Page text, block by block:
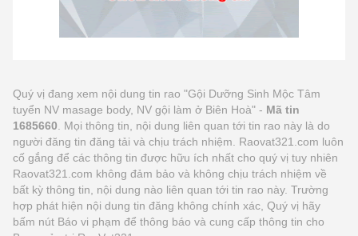
Quý vị đang xem nội dung tin rao "Gội Dưỡng Sinh Mộc Tâm
tuyển NV masage body, NV gội làm ở Biên Hoà" - Mã tin
1685660 . Mọi thông tin, nội dung liên quan tới tin rao này là do
người đăng tin đăng tải và chịu trách nhiệm. Raovat321.com luôn
cố gắng để các thông tin được hữu ích nhất cho quý vị tuy nhiên
Raovat321.com không đảm bảo và không chịu trách nhiệm về
bất kỳ thông tin, nội dung nào liên quan tới tin rao này. Trường
hợp phát hiện nội dung tin đăng không chính xác, Quý vị hãy
bấm nút Báo vi phạm để thông báo và cung cấp thông tin cho